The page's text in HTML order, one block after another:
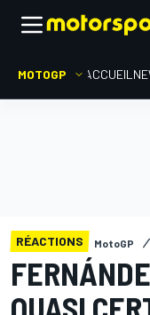
MOTOGP ACCUEIL
RÉACTIONS MotoGP